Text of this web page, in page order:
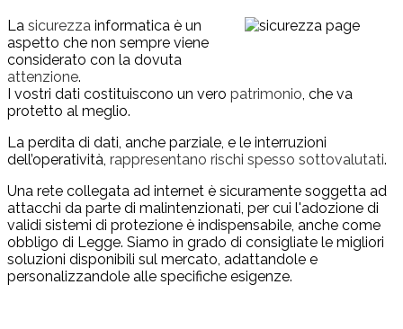
La sicurezza informatica è un
aspetto che non sempre viene
considerato con la dovuta
attenzione.
I vostri dati costituiscono un vero patrimonio , che va
protetto al meglio.
La perdita di dati, anche parziale, e le interruzioni
dell’operatività, rappresentano rischi spesso sottovalutati.
Una rete collegata ad internet è sicuramente soggetta ad
attacchi da parte di malintenzionati, per cui l'adozione di
validi sistemi di protezione è indispensabile, anche come
obbligo di Legge. Siamo in grado di consigliate le migliori
soluzioni disponibili sul mercato, adattandole e
personalizzandole alle specifiche esigenze.